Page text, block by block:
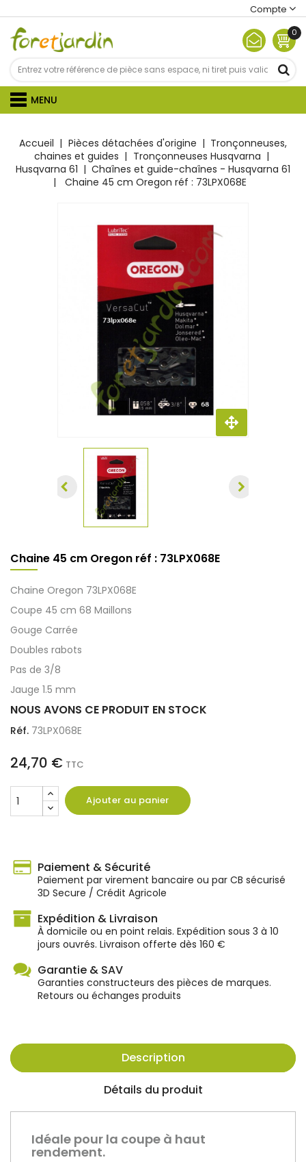
Compte
0
MENU
Accueil Pièces détachées d'origine
Tronçonneuses,
chaines et guides
Tronçonneuses Husqvarna
Husqvarna 61
Chaînes et guide-chaînes - Husqvarna 61
Chaine 45 cm Oregon réf : 73LPX068E
Chaine 45 cm Oregon réf : 73LPX068E
Chaine Oregon 73LPX068E
Coupe 45 cm 68 Maillons
Gouge Carrée
Doubles rabots
Pas de 3/8
Jauge 1.5 mm
NOUS AVONS CE PRODUIT EN STOCK
Réf. 73LPX068E
24,70 € TTC
Ajouter au panier
Paiement & Sécurité
Paiement par virement bancaire ou par CB sécurisé
3D Secure / Crédit Agricole
Expédition & Livraison
À domicile ou en point relais. Expédition sous 3 à 10
jours ouvrés. Livraison offerte dès 160 €
Garantie & SAV
Garanties constructeurs des pièces de marques.
Retours ou échanges produits
Description
Détails du produit
Idéale pour la coupe à haut
rendement.